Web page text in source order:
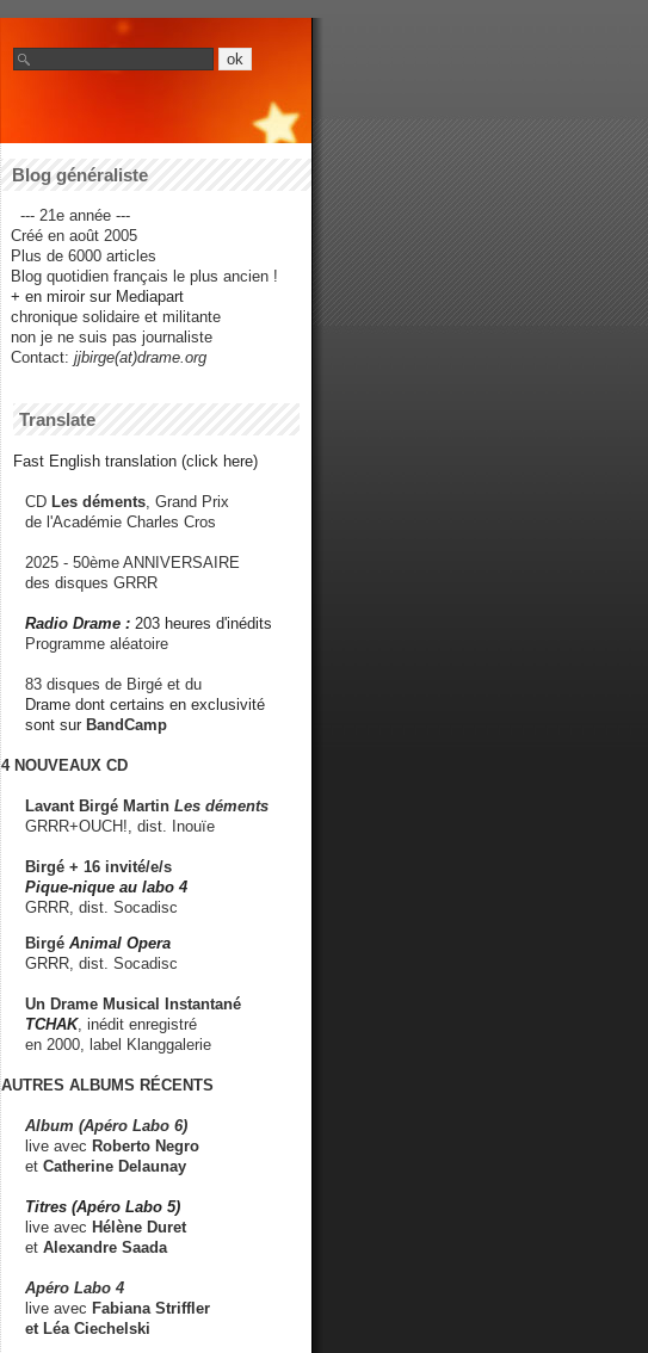
Blog généraliste
--- 21e année ---
Créé en août 2005
Plus de 6000 articles
Blog quotidien français le plus ancien !
+ en miroir sur Mediapart
chronique solidaire et militante
non je ne suis pas journaliste
Contact: jjbirge(at)drame.org
Translate
Fast English translation (click here)
CD Les déments , Grand Prix
de l'Académie Charles Cros
2025 - 50ème ANNIVERSAIRE
des disques GRRR
Radio Drame : 203 heures d'inédits
Programme aléatoire
83 disques de Birgé et du
Drame dont certains en exclusivité
sont sur BandCamp
4 NOUVEAUX CD
Lavant Birgé Martin Les déments
GRRR+OUCH!, dist. Inouïe
Birgé + 16 invité/e/s
Pique-nique au labo 4
GRRR, dist. Socadisc
Birgé Animal Opera
GRRR, dist. Socadisc
Un Drame Musical Instantané
TCHAK, inédit enregistré
en 2000, label Klanggalerie
AUTRES ALBUMS RÉCENTS
Album (Apéro Labo 6)
live avec Roberto Negro
et Catherine Delaunay
Titres (Apéro Labo 5)
live avec Hélène Duret
et Alexandre Saada
Apéro Labo 4
live avec Fabiana Striffler
et Léa Ciechelski